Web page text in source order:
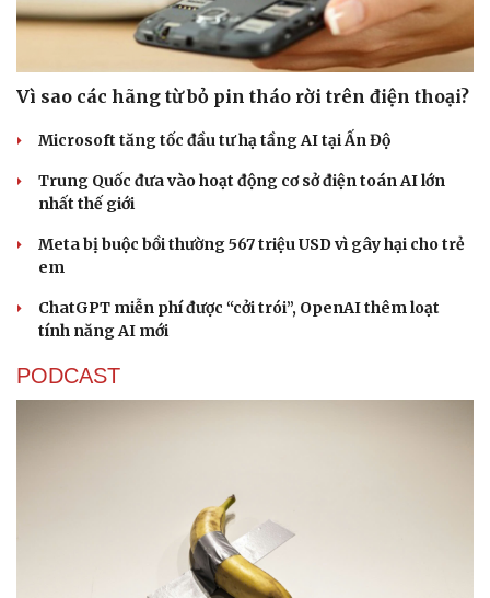
Dinh dưỡng - món ngon
Nhi khoa
Làm đẹp - giảm cân
Ăn sạch sống khỏe
Nhà đẹp
Blog
Tình yêu - Gia đình
Vì sao các hãng từ bỏ pin tháo rời trên điện thoại?
Microsoft tăng tốc đầu tư hạ tầng AI tại Ấn Độ
Trung Quốc đưa vào hoạt động cơ sở điện toán AI lớn
nhất thế giới
Meta bị buộc bồi thường 567 triệu USD vì gây hại cho trẻ
em
ChatGPT miễn phí được “cởi trói”, OpenAI thêm loạt
tính năng AI mới
PODCAST